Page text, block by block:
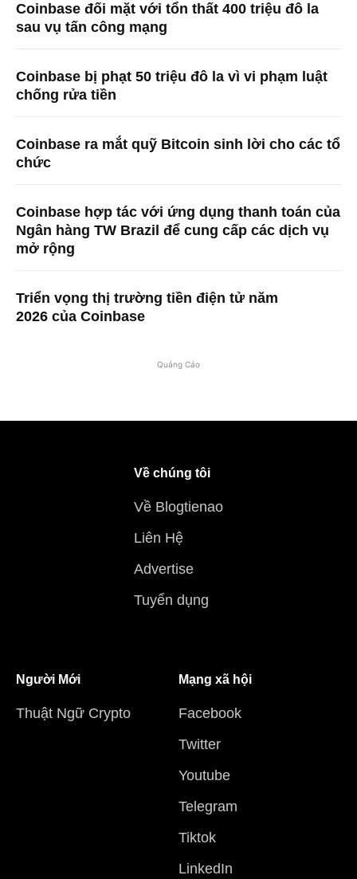
Coinbase đối mặt với tổn thất 400 triệu đô la
sau vụ tấn công mạng
Coinbase bị phạt 50 triệu đô la vì vi phạm luật
chống rửa tiền
Coinbase ra mắt quỹ Bitcoin sinh lời cho các tổ
chức
Coinbase hợp tác với ứng dụng thanh toán của
Ngân hàng TW Brazil để cung cấp các dịch vụ
mở rộng
Triển vọng thị trường tiền điện tử năm
2026 của Coinbase
Quảng Cáo
Về chúng tôi
Về Blogtienao
Liên Hệ
Advertise
Tuyển dụng
Người Mới
Thuật Ngữ Crypto
Mạng xã hội
Facebook
Twitter
Youtube
Telegram
Tiktok
LinkedIn